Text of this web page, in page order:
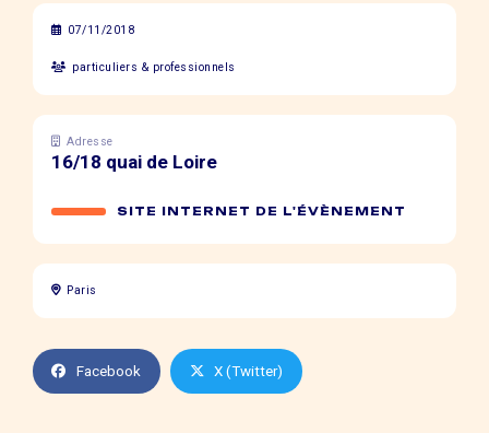
07/11/2018
particuliers & professionnels
Adresse
16/18 quai de Loire
SITE INTERNET DE L'ÉVÈNEMENT
Paris
Facebook X (Twitter)